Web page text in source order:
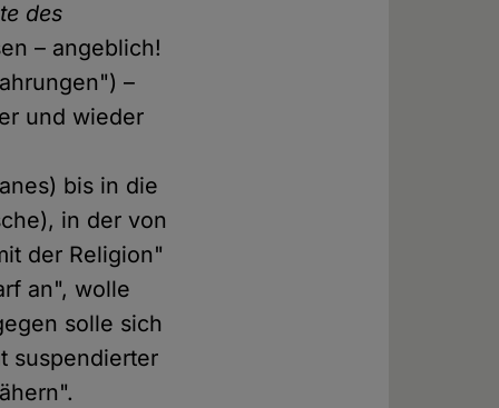
des
– angeblich!
–
und wieder
bis in die
in der von
der Religion"
an", wolle
solle sich
suspendierter